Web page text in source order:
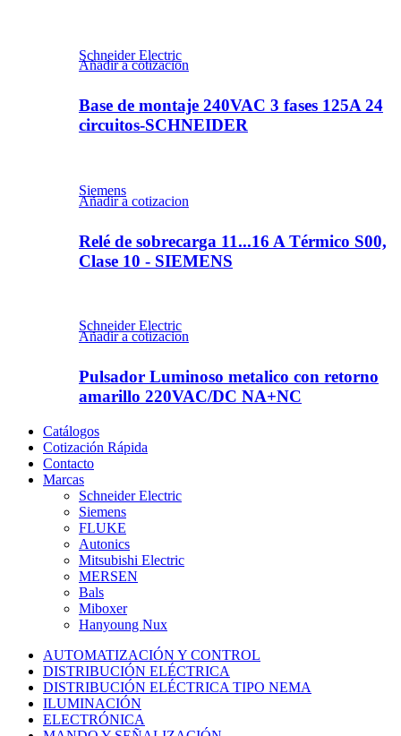
Schneider Electric
Añadir a cotizacion
Base de montaje 240VAC 3 fases 125A 24
circuitos-SCHNEIDER
Siemens
Añadir a cotizacion
Relé de sobrecarga 11...16 A Térmico S00,
Clase 10 - SIEMENS
Schneider Electric
Añadir a cotizacion
Pulsador Luminoso metalico con retorno
amarillo 220VAC/DC NA+NC
Catálogos
Cotización Rápida
Contacto
Marcas
Schneider Electric
Siemens
FLUKE
Autonics
Mitsubishi Electric
MERSEN
Bals
Miboxer
Hanyoung Nux
AUTOMATIZACIÓN Y CONTROL
DISTRIBUCIÓN ELÉCTRICA
DISTRIBUCIÓN ELÉCTRICA TIPO NEMA
ILUMINACIÓN
ELECTRÓNICA